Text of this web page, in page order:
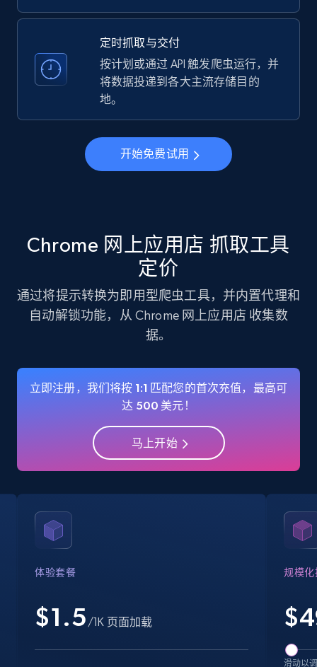
3.5K+
business account, Is professional account, Is
verified, and more.
Instagram - Profiles - Collect profile
information by user name
Account, Fbid, ID, Followers, Posts count, Is
business account, Is professional account, Is
22.3K+ 3.4K+ 注册使用
Crunchbase companies information
Name, URL, ID, Cb rank, Region, About,
15.6K+
Searching data by keyword
Industries, Operating status, and more.
定时抓取与交付
按计划或通过 API 触发爬虫运行，并
将数据投递到各大主流存储目的
地。
开始免费试用
Chrome 网上应用店 抓取工具
定价
通过将提示转换为即用型爬虫工具，并内置代理和
自动解锁功能，从 Chrome 网上应用店 收集数
据。
立即注册，我们将按 1:1 匹配您的首次充值，最高可
达 500 美元！
马上开始
体验套餐
$1.5 /1K 页面加载
规模化
$
滑动以